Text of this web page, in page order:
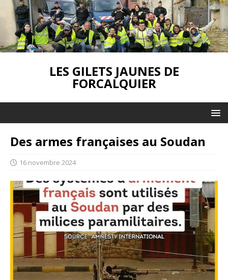
LES GILETS JAUNES DE
FORCALQUIER
Des armes françaises au Soudan
16 novembre 2024